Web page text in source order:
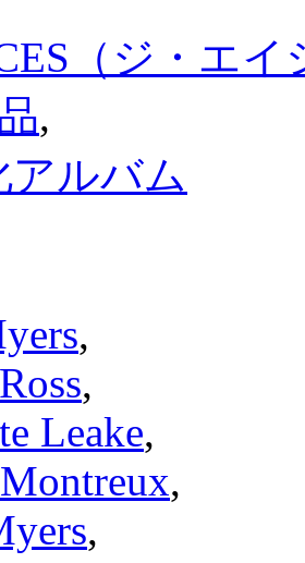
（ジ・エイ
,
アルバム
,
,
Leake,
,
,